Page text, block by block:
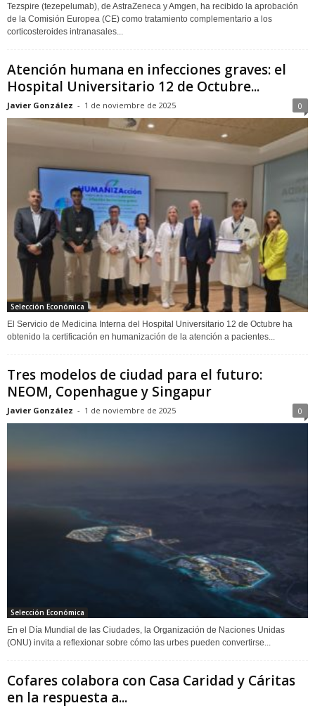
Tezspire (tezepelumab), de AstraZeneca y Amgen, ha recibido la aprobación
de la Comisión Europea (CE) como tratamiento complementario a los
corticosteroides intranasales...
Atención humana en infecciones graves: el
Hospital Universitario 12 de Octubre...
Javier González - 1 de noviembre de 2025 0
Selección Económica
El Servicio de Medicina Interna del Hospital Universitario 12 de Octubre ha
obtenido la certificación en humanización de la atención a pacientes...
Tres modelos de ciudad para el futuro:
NEOM, Copenhague y Singapur
Javier González - 1 de noviembre de 2025 0
Selección Económica
En el Día Mundial de las Ciudades, la Organización de Naciones Unidas
(ONU) invita a reflexionar sobre cómo las urbes pueden convertirse...
Cofares colabora con Casa Caridad y Cáritas
en la respuesta a...